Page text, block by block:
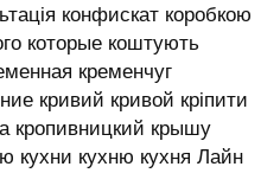
конфискат коробкою
которые коштують
кременчуг
кривий кривой кріпити
кропивницкий крышу
кухни кухню кухня ‎Лайн